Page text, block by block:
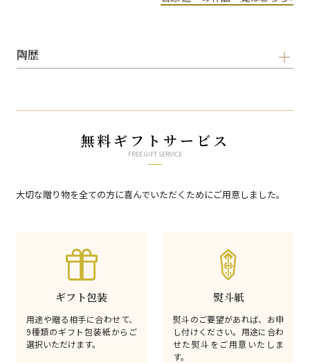
陶歴
無料ギフトサービス
FREE GIFT SERVICE
大切な贈り物を全ての方に喜んでいただくためにご用意しました。
ギフト包装
用途や贈る相手に合わせて、
9種類のギフト包装紙からご
選択いただけます。
熨斗紙
熨斗のご要望があれば、お申
し付けください。用途に合わ
せた熨斗をご用意いたしま
す。